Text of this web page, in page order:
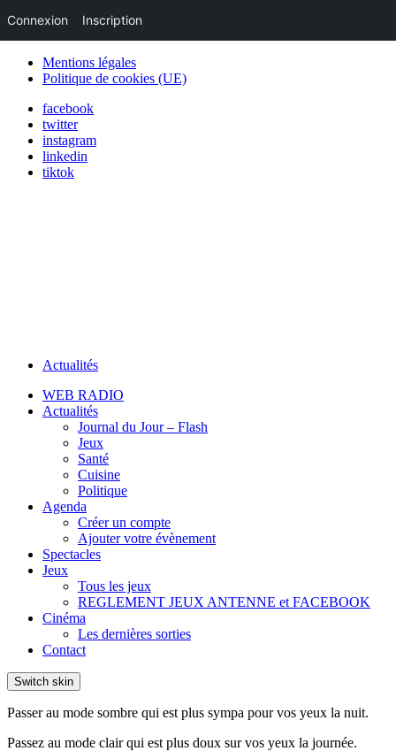
Mentions légales
Politique de cookies (UE)
facebook
twitter
instagram
linkedin
tiktok
Actualités
WEB RADIO
Actualités
Journal du Jour – Flash
Jeux
Santé
Cuisine
Politique
Agenda
Créer un compte
Ajouter votre évènement
Spectacles
Jeux
Tous les jeux
REGLEMENT JEUX ANTENNE et FACEBOOK
Cinéma
Les dernières sorties
Contact
Switch skin
Passer au mode sombre qui est plus sympa pour vos yeux la nuit.
Passez au mode clair qui est plus doux sur vos yeux la journée.
Connexion Inscription